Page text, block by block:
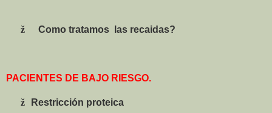
ž Como tratamos las recaidas?
PACIENTES DE BAJO RIESGO.
ž Restricción proteica